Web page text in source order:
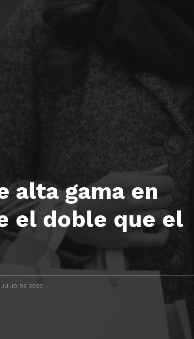
alta gama en
el doble que el
JULIO DE 2023